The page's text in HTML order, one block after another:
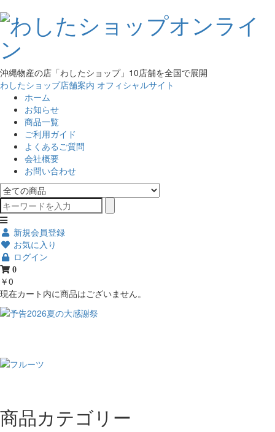
沖縄物産の店「わしたショップ」10店舗を全国で展開
わしたショップ店舗案内 オフィシャルサイト
ホーム
お知らせ
商品一覧
ご利用ガイド
よくあるご質問
会社概要
お問い合わせ
新規会員登録
お気に入り
ログイン
0
￥0
現在カート内に商品はございません。
商品カテゴリー